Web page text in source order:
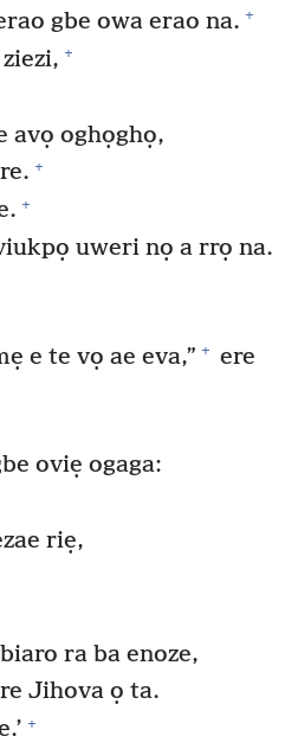
gbe owa erao na. +
+
avọ oghọghọ,
+
+
uweri nọ a rrọ na.
e te vọ ae eva,” + ere
oviẹ ogaga:
riẹ,
ra ba enoze,
Jihova ọ ta.
+